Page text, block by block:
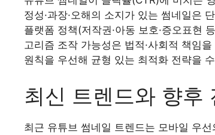
정성·과장·오해의 소지가 있는 썸네일은
플랫폼 정책(저작권·아동 보호·증오표현
고리즘 조작 가능성은 법적·사회적 책임
원칙을 우선해 균형 있는 최적화 전략을
최신 트렌드와 향후
최근 유튜브 썸네일 트렌드는 모바일 우